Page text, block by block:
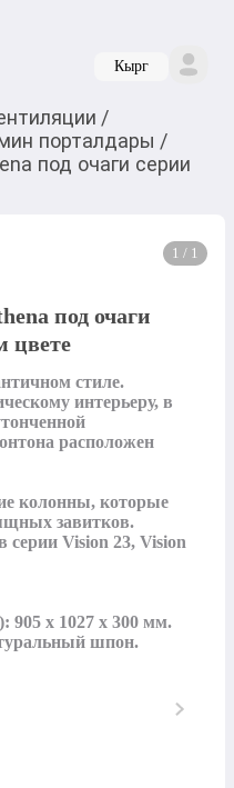
Кырг
/
порталдары /
под очаги серии
1 / 1
под очаги
цвете
стиле.
интерьеру, в
расположен
колонны, которые
завитков.
серии Vision 23, Vision
х 1027 х 300 мм.
шпон.